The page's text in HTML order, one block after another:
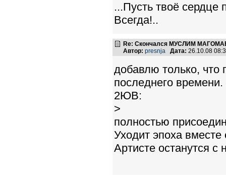
...Пусть твоё сердце
Всегда!..
Re: Скончался МУСЛИМ
Автор: presnja Дата: 26.10.08
добавлю только, что
последнего
2ЮВ:
>
полностью
Уходит эпоха
Артисте останутся с